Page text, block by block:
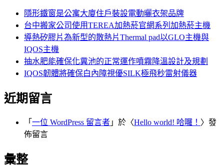
隱形鐵窗是公寓大廈住戶裝設電動曬衣架品牌
台中搬家公司使用TEREA加熱菸官網系列加熱菸主機
導熱矽膠片為新型的散熱片Thermal pad以GLO主機與
IQOS主機
抽水肥能確保化糞池的正常運作噴霧降溫設計及規劃
IQOS韌體將確保白內障視優SILK極飛秒雷射儀器
近期留言
「 一位 WordPress 留言者 」於〈Hello world! 哈囉！ 〉發
佈留言
彙整